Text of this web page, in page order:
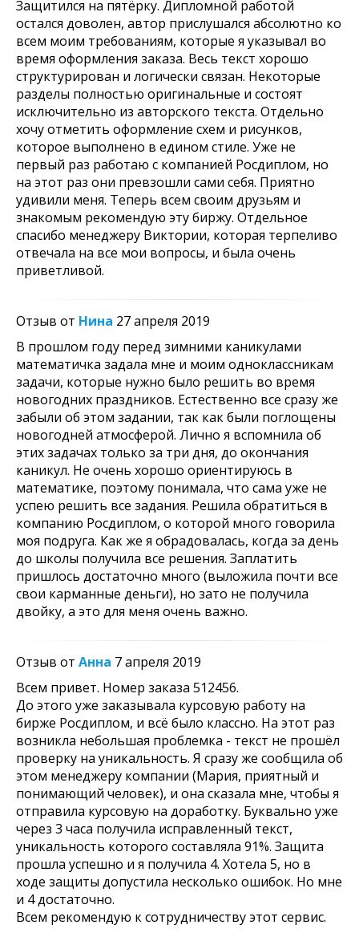
Защитился на пятёрку. Дипломной работой
остался доволен, автор прислушался абсолютно ко
всем моим требованиям, которые я указывал во
время оформления заказа. Весь текст хорошо
структурирован и логически связан. Некоторые
разделы полностью оригинальные и состоят
исключительно из авторского текста. Отдельно
хочу отметить оформление схем и рисунков,
которое выполнено в едином стиле. Уже не
первый раз работаю с компанией Росдиплом, но
на этот раз они превзошли сами себя. Приятно
удивили меня. Теперь всем своим друзьям и
знакомым рекомендую эту биржу. Отдельное
спасибо менеджеру Виктории, которая терпеливо
отвечала на все мои вопросы, и была очень
приветливой.
Отзыв от Нина 27 апреля 2019
В прошлом году перед зимними каникулами
математичка задала мне и моим одноклассникам
задачи, которые нужно было решить во время
новогодних праздников. Естественно все сразу же
забыли об этом задании, так как были поглощены
новогодней атмосферой. Лично я вспомнила об
этих задачах только за три дня, до окончания
каникул. Не очень хорошо ориентируюсь в
математике, поэтому понимала, что сама уже не
успею решить все задания. Решила обратиться в
компанию Росдиплом, о которой много говорила
моя подруга. Как же я обрадовалась, когда за день
до школы получила все решения. Заплатить
пришлось достаточно много (выложила почти все
свои карманные деньги), но зато не получила
двойку, а это для меня очень важно.
Отзыв от Анна 7 апреля 2019
Всем привет. Номер заказа 512456.
До этого уже заказывала курсовую работу на
бирже Росдиплом, и всё было классно. На этот раз
возникла небольшая проблемка - текст не прошёл
проверку на уникальность. Я сразу же сообщила об
этом менеджеру компании (Мария, приятный и
понимающий человек), и она сказала мне, чтобы я
отправила курсовую на доработку. Буквально уже
через 3 часа получила исправленный текст,
уникальность которого составляла 91%. Защита
прошла успешно и я получила 4. Хотела 5, но в
ходе защиты допустила несколько ошибок. Но мне
и 4 достаточно.
Всем рекомендую к сотрудничеству этот сервис.